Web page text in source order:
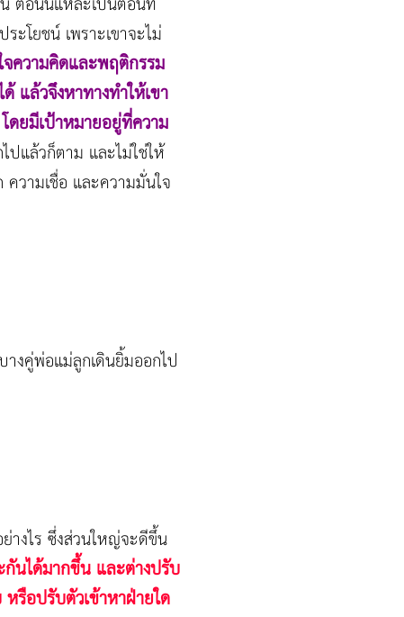
ะโยชน์ เพราะเขาจะไม่
ความคิดและพฤติกรรม
แล้วจึงหาทางทำให้เขา
ยมีเป้าหมายอยู่ที่ความ
ปแล้วก็ตาม และไม่ใช่ให้
ามเชื่อ และความมั่นใจ
งคู่พ่อแม่ลูกเดินยิ้มออกไป
างไร ซึ่งส่วนใหญ่จะดีขึ้น
นได้มากขึ้น และต่างปรับ
รือปรับตัวเข้าหาฝ่ายใด